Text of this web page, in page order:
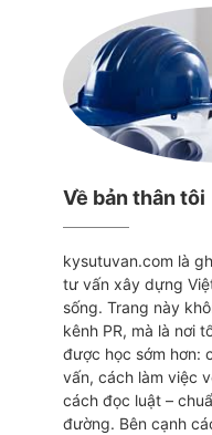
Về bản thân tôi
kysutuvan.com là
tư vấn xây dựng
sống. Trang này
kênh PR, mà là nơi
được học sớm hơn:
vấn, cách làm việc
cách đọc luật –
đường. Bên cạnh